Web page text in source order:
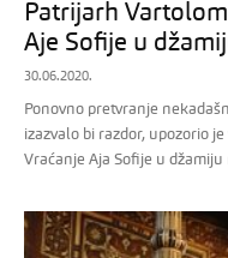
Patrijarh
Aje Sofije u
30.06.2020.
Ponovno pretvranje
izazvalo bi razdor, upozorio
Vraćanje Aja Sofije u džamiju